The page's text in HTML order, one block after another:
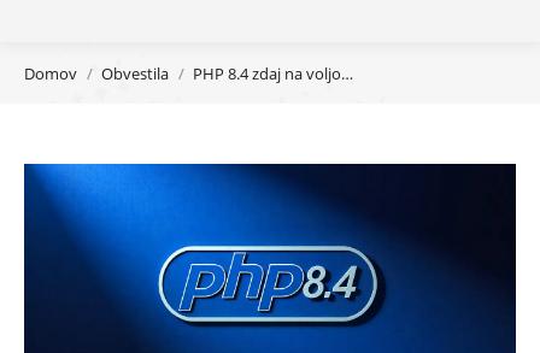
You are here:
Domov Obvestila PHP 8.4 zdaj na voljo…